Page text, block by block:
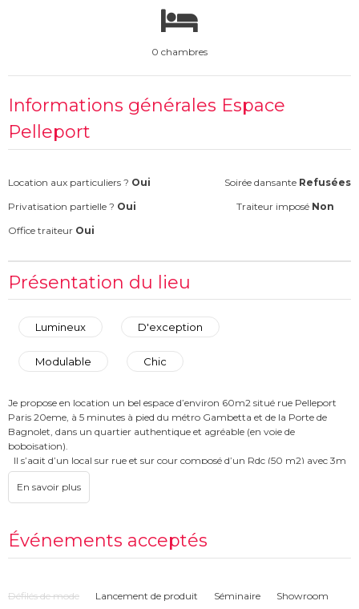
0 chambres
Informations générales Espace
Pelleport
Location aux particuliers ? Oui Soirée dansante Refusées
Privatisation partielle ? Oui Traiteur imposé Non
Office traiteur Oui
Présentation du lieu
Lumineux D'exception
Modulable Chic
Je propose en location un bel espace d’environ 60m2 situé rue Pelleport
Paris 20eme, à 5 minutes à pied du métro Gambetta et de la Porte de
Bagnolet, dans un quartier authentique et agréable (en voie de
boboisation).
Il s’agit d’un local sur rue et sur cour composé d’un Rdc (50 m2) avec 3m
de hauteur de plafond, et d’un sous-sol (12m2).
L’espace vient d’être totalement rénové avec des matières de qualité :
éclairé par des magnifiques lustres en cristal.
Une cuisine équipée ainsi qu’une table de 3 m de long permettent
Ce local sera parfait pour l’organisation d’une exposition, d’un pop-store,
Événements acceptés
Défilés de mode Lancement de produit Séminaire Showroom